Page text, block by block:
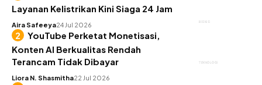
BISNIS
Layanan Kelistrikan Kini Siaga 24 Jam
Aira Safeeya24 Jul 2026
TEKNOLOGI
YouTube Perketat Monetisasi,
Konten AI Berkualitas Rendah
Terancam Tidak Dibayar
Liora N. Shasmitha22 Jul 2026